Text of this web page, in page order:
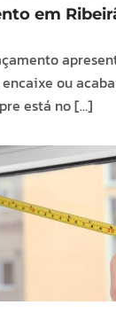
em
ou
está no […]